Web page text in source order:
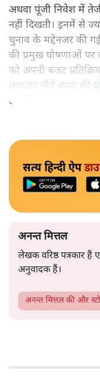
अथवा पूंजी निवेश में
नहीं दिखती। इनमें से
चुनाव के मद्देनजर की
की प्रमुख घोषणाओं पर
को अपनी बजट
लगातार नौवें बजट की
उपलब्धि बताने पर मजबूर
सत्य हिन्दी ऐप
अनन्त मित्तल
लेखक वरिष्ठ पत्रकार
अनुवादक हैं।
अनन्त मित्तलकी और